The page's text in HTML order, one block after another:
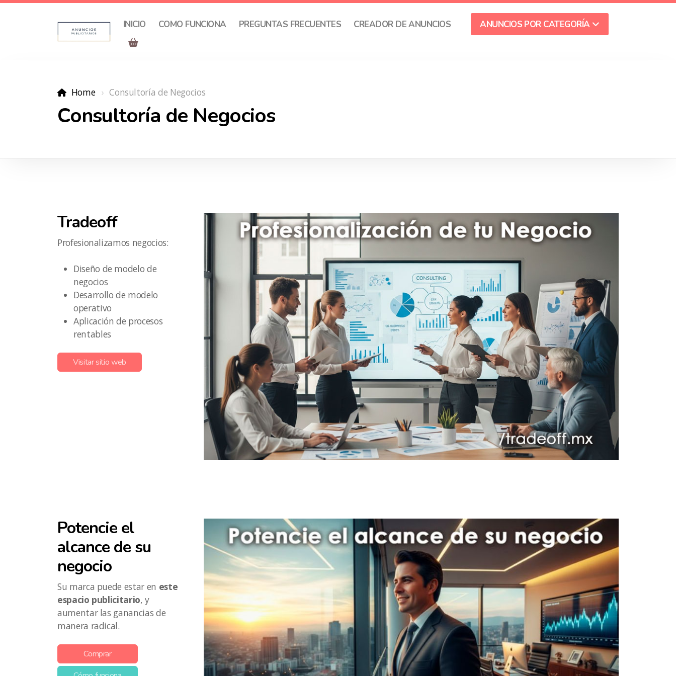
INICIO COMO FUNCIONA PREGUNTAS FRECUENTES CREADOR DE ANUNCIOS ANUNCIOS POR CATEGORÍA
Home Consultoría de Negocios
Consultoría de Negocios
Tradeoff
Profesionalizamos negocios:
Diseño de modelo de
negocios
Desarrollo de modelo
operativo
Aplicación de procesos
rentables
Visitar sitio web
Potencie el
alcance de su
negocio
Su marca puede estar en este
espacio publicitario, y
aumentar las ganancias de
manera radical.
Comprar